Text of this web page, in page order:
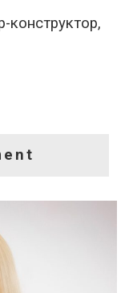
конструктор,